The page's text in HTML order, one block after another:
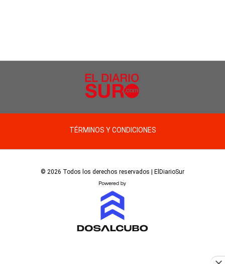
TÉRMINOS Y CONDICIONES
© 2026 Todos los derechos reservados | ElDiarioSur